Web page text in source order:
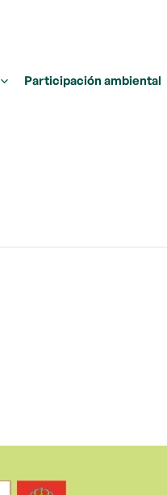
Participación ambiental